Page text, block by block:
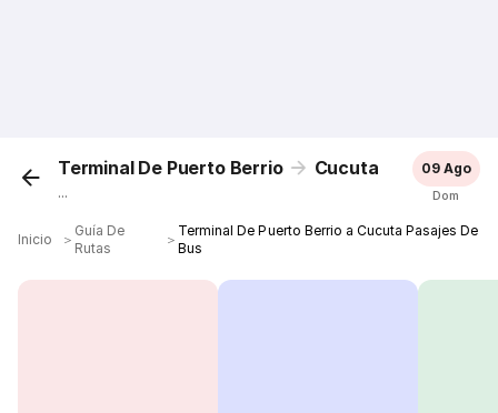
Terminal De Puerto Berrio Cucuta
...
09 Ago
Dom
Inicio ＞
Guía De
Rutas
＞
Terminal De Puerto Berrio a Cucuta Pasajes De
Bus